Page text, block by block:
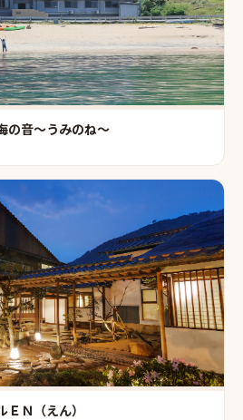
音〜うみのね〜
Ｎ（えん）